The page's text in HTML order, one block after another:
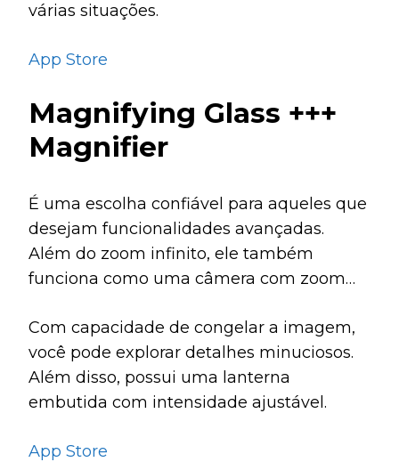
várias situações.
App Store
Magnifying Glass +++
Magnifier
É uma escolha confiável para aqueles que
desejam funcionalidades avançadas.
Além do zoom infinito, ele também
funciona como uma câmera com zoom
Com capacidade de congelar a imagem,
você pode explorar detalhes minuciosos.
Além disso, possui uma lanterna
embutida com intensidade ajustável.
App Store